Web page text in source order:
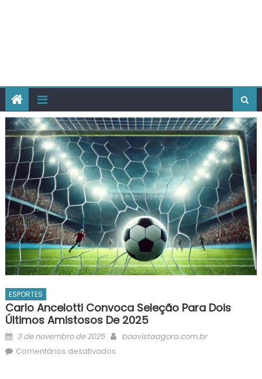
ESPORTES
Carlo Ancelotti Convoca Seleção Para Dois
Últimos Amistosos De 2025
Posted
on
3 de novembro de 2025 Author
boavistaagora.com.br
Comentários desativadosem